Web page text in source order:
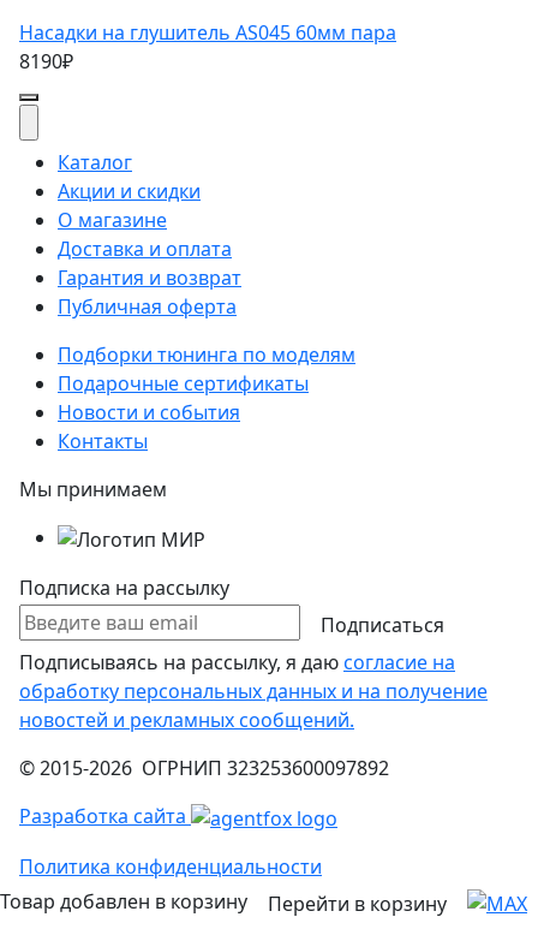
Насадки на глушитель AS045 60мм пара
8190₽
Каталог
Акции и скидки
О магазине
Доставка и оплата
Гарантия и возврат
Публичная оферта
Подборки тюнинга по моделям
Подарочные сертификаты
Новости и события
Контакты
Мы принимаем
Подписка на рассылку
Подписаться
Подписываясь на рассылку, я даюсогласие на
обработку персональных данных и на получение
новостей и рекламных сообщений.
© 2015-2026 ОГРНИП 323253600097892
Разработка сайта
Политика конфиденциальности
Товар добавлен в корзину
Перейти в корзину